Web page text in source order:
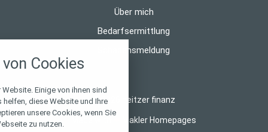
Über mich
Bedarfsermittlung
Schadensmeldung
© 2026 heitzer finanz
Makler Homepages
Cookies
Einige von ihnen sind
diese Website und Ihre
unsere Cookies, wenn Sie
zu nutzen.
alle verwendeten Cookies und
zu blockieren.
Notwendig